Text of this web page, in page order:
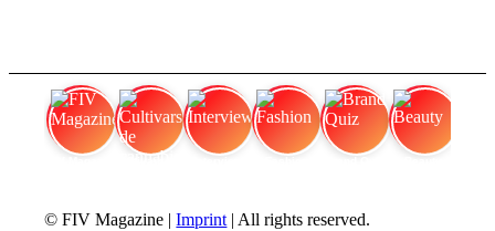
© FIV Magazine |Imprint| All rights reserved.